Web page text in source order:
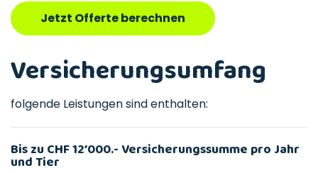
Jetzt Offerte berechnen
Versicherungsumfang
folgende Leistungen sind enthalten:
Bis zu CHF 12’000.- Versicherungssumme pro Jahr
und Tier